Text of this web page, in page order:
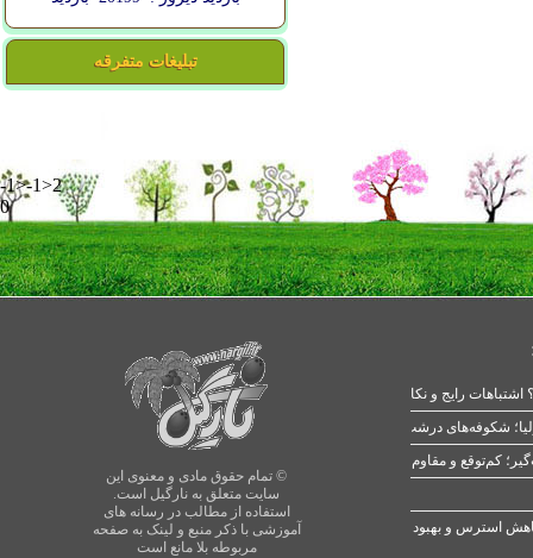
تبلیغات متفرقه
-1>-1>2
0
© تمام حقوق مادی و معنوی این
سایت متعلق به نارگیل است.
استفاده از مطالب در رسانه های
آموزشی با ذکر منبع و لینک به صفحه
مربوطه بلا مانع است
رایج و نکات طلایی
شکوفه‌های درشت در بهار